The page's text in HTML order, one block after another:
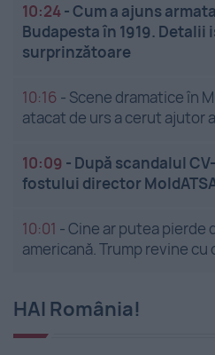
10:24-Cum a ajuns
Budapesta în 1919. Detalii
surprinzătoare
10:16 - Scene dramatice în
atacat de urs a cerut ajutor
10:09 - După scandalul
fostului director
10:01 -Cine ar putea pierde
americană. Trump revine
HAI România!